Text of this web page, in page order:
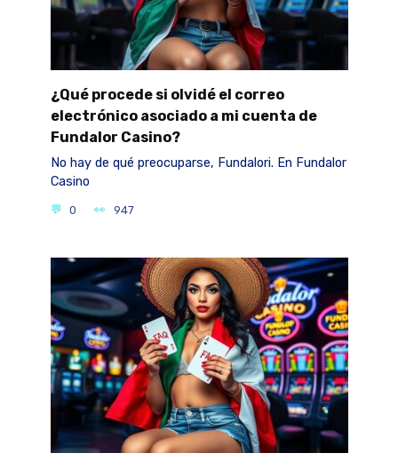
¿Qué procede si olvidé el correo
electrónico asociado a mi cuenta de
Fundalor Casino?
No hay de qué preocuparse, Fundalori. En Fundalor
Casino
0 947